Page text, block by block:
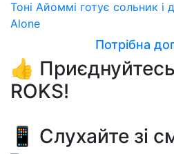
Тоні Айоммі готує сольник і
Alone
Потрібна
👍
ROKS!
📱 Слухайте зі